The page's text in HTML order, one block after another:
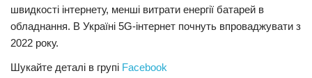
швидкості інтернету, менші витрати енергії батарей в
обладнання. В Україні 5G-інтернет почнуть впроваджувати з
2022 року.
Шукайте деталі в групі Facebook